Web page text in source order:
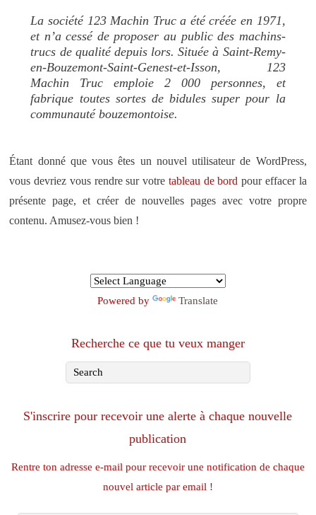
La société 123 Machin Truc a été créée en 1971,
et n’a cessé de proposer au public des machins-
trucs de qualité depuis lors. Située à Saint-Remy-
en-Bouzemont-Saint-Genest-et-Isson, 123
Machin Truc emploie 2 000 personnes, et
fabrique toutes sortes de bidules super pour la
communauté bouzemontoise.
Étant donné que vous êtes un nouvel utilisateur de WordPress,
vous devriez vous rendre sur votre tableau de bord pour effacer la
présente page, et créer de nouvelles pages avec votre propre
contenu. Amusez-vous bien !
Powered by Translate
Recherche ce que tu veux manger
S'inscrire pour recevoir une alerte à chaque nouvelle
publication
Rentre ton adresse e-mail pour recevoir une notification de chaque
nouvel article par email !